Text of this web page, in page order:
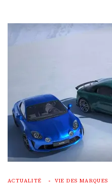
ACTUALITÉ VIE DES MARQUES